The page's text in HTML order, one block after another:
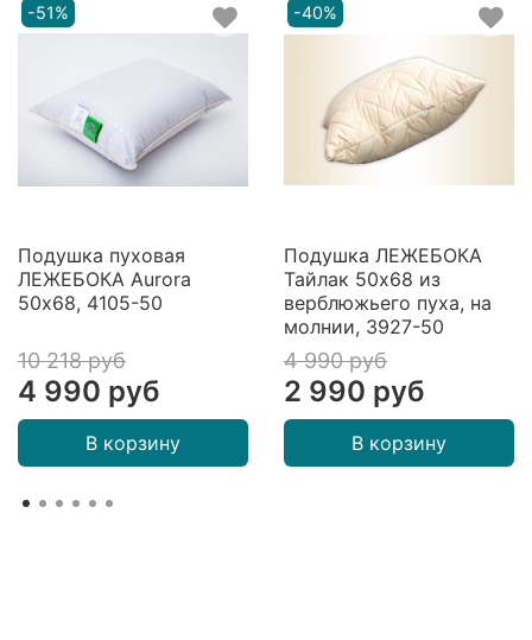
-51%
Подушка пуховая
ЛЕЖЕБОКА Aurora
50х68, 4105-50
10 218 руб
4 990 руб
В корзину
-40%
Подушка ЛЕЖЕБОКА
Тайлак 50х68 из
верблюжьего пуха, на
молнии, 3927-50
4 990 руб
2 990 руб
В корзину